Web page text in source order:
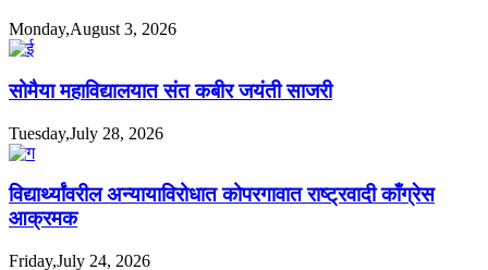
Monday,August 3, 2026
सोमैया महाविद्यालयात संत कबीर जयंती साजरी
Tuesday,July 28, 2026
विद्यार्थ्यांवरील अन्यायाविरोधात कोपरगावात राष्ट्रवादी काँग्रेस
आक्रमक
Friday,July 24, 2026